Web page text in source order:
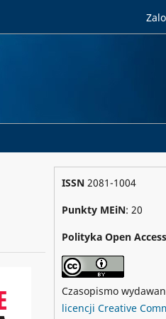
ISSN 2081-1004
Punkty MEiN: 20
Polityka Open Access
Czasopismo
licencji Creative